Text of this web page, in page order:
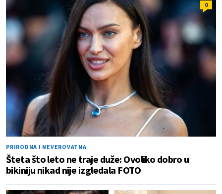
0
PRIRODNA I NEVEROVATNA
Šteta što leto ne traje duže: Ovoliko dobro u
bikiniju nikad nije izgledala FOTO